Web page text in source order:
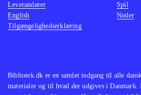
Bibliotek.dk er en samlet indgang til alle
materialer og til hvad der udgives i Danmark.
Leverandører
English
Tilgængelighedserklæring
Spil
Noder